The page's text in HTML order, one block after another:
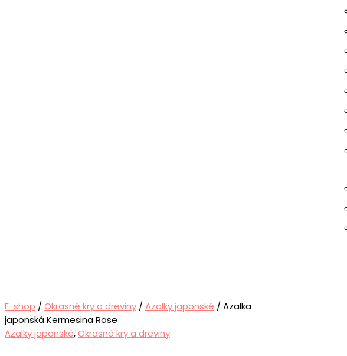
E-shop / Okrasné kry a dreviny / Azalky japonské / Azalka
japonská Kermesina Rose
Azalky japonské,Okrasné kry a dreviny